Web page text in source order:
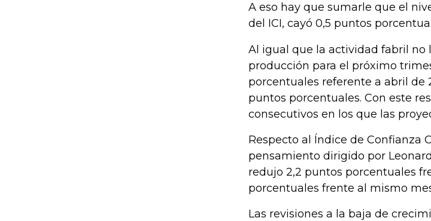
A eso hay que sumarle que el
del ICI, cayó 0,5 puntos
Al igual que la actividad fabril no
producción para el próximo
porcentuales referente a abril de
puntos porcentuales. Con este
consecutivos en los que las
Respecto al Índice de Confianza
pensamiento dirigido por
redujo 2,2 puntos porcentuales
porcentuales frente al mismo
Las revisiones a la baja de